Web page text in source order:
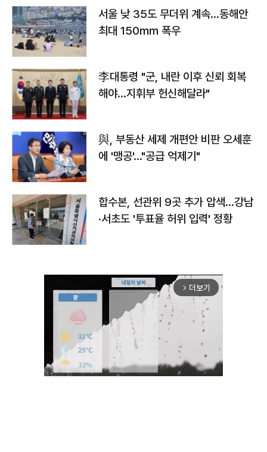
서울 낮 35도 무더위 계속…동해안
최대 150㎜ 폭우
李대통령 "군, 내란 이후 신뢰 회복
해야…지휘부 헌신해달라"
與, 부동산 세제 개편안 비판 오세훈
에 '맹공'…"공급 억제기"
합수본, 선관위 9곳 추가 압색…강남
·서초도 '투표율 허위 입력' 정황
arrow_forward_ios 더보기